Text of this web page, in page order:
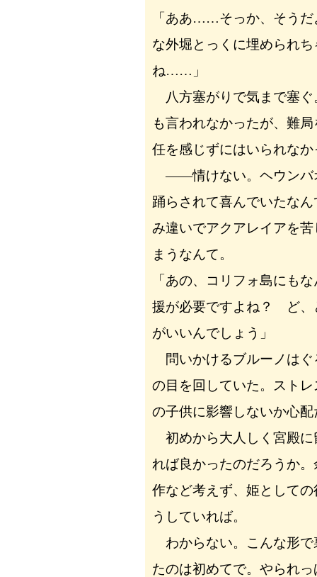
「ああ……そっか、そうだ
な外堀とっくに埋められ
ね……」
八方塞がりで気まで塞ぐ
も言われなかったが、難
任を感じずにはいられなか
――情けない。ヘウンバ
踊らされて喜んでいたな
み違いでアクアレイアを
まうなんて。
「あの、コリフォ島にも
援が必要ですよね？ ど、
がいいんでしょう」
問いかけるブルーノはぐ
の目を回していた。スト
の子供に影響しないか心配
初めから大人しく宮殿に
れば良かったのだろうか
作など考えず、姫として
うしていれば。
わからない。こんな形で
たのは初めてで。やられ